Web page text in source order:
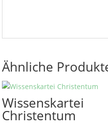
Ähnliche
Wissenskartei
Christentum